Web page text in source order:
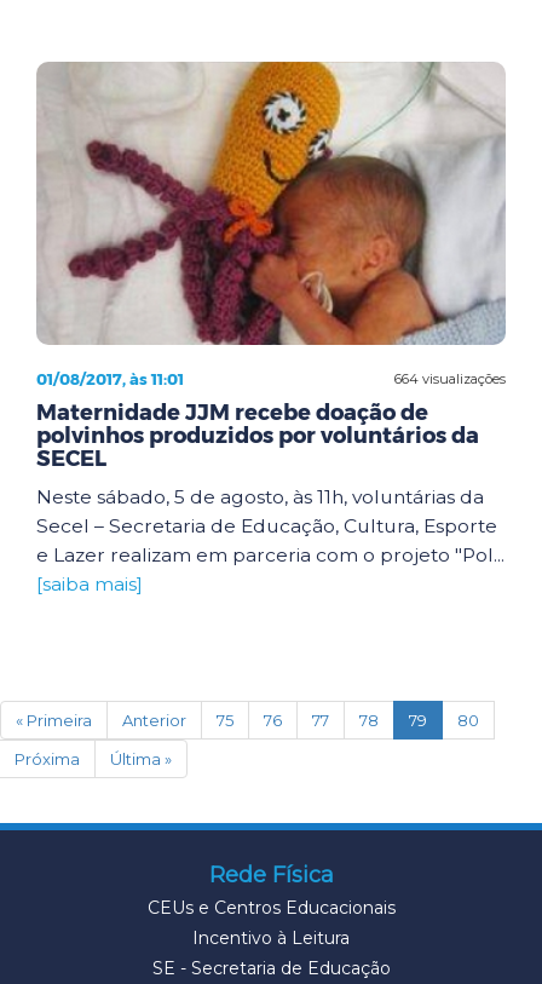
664 visualizações
01/08/2017, às 11:01
Maternidade JJM recebe doação de
polvinhos produzidos por voluntários da
SECEL
Neste sábado, 5 de agosto, às 11h, voluntárias da
Secel – Secretaria de Educação, Cultura, Esporte
e Lazer realizam em parceria com o projeto "Pol...
[saiba mais]
« Primeira Anterior 75 76 77 78 79 (current)
80
Próxima
Última »
Rede Física
CEUs e Centros Educacionais
Incentivo à Leitura
SE - Secretaria de Educação